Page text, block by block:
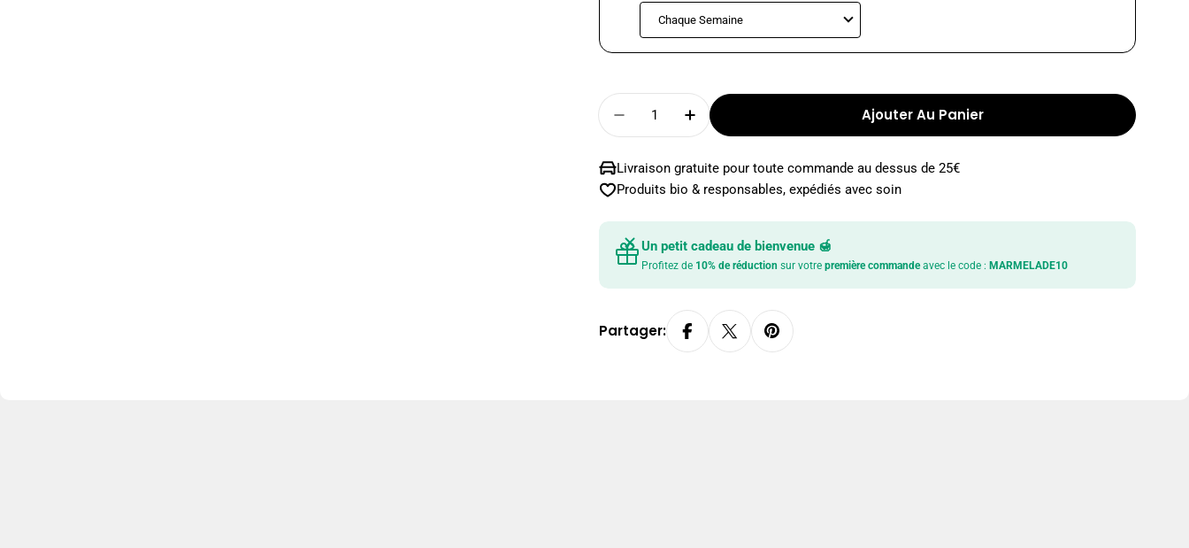
Quantité
Diminuer La Quantité Pour PANIER FRUITS ET LÉGUMES
Augmenter La Quantité Pour PANIER FRUITS ET LÉGUMES
Ajouter Au Panier
Livraison gratuite pour toute commande au dessus de 25€
Produits bio & responsables, expédiés avec soin
Un petit cadeau de bienvenue 🍯
Profitez de 10% de réduction sur votre première commandeavec le code : MARMELADE10
Partager: